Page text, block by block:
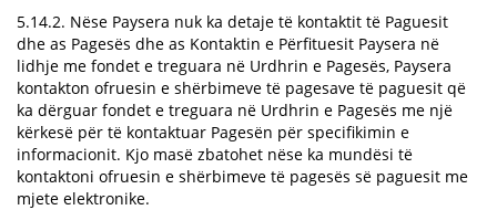
5.14.2. Nëse Paysera nuk ka detaje të kontaktit të Paguesit
dhe as Pagesës dhe as Kontaktin e Përfituesit Paysera në
lidhje me fondet e treguara në Urdhrin e Pagesës, Paysera
kontakton ofruesin e shërbimeve të pagesave të paguesit që
ka dërguar fondet e treguara në Urdhrin e Pagesës me një
kërkesë për të kontaktuar Pagesën për specifikimin e
informacionit. Kjo masë zbatohet nëse ka mundësi të
kontaktoni ofruesin e shërbimeve të pagesës së paguesit me
mjete elektronike.